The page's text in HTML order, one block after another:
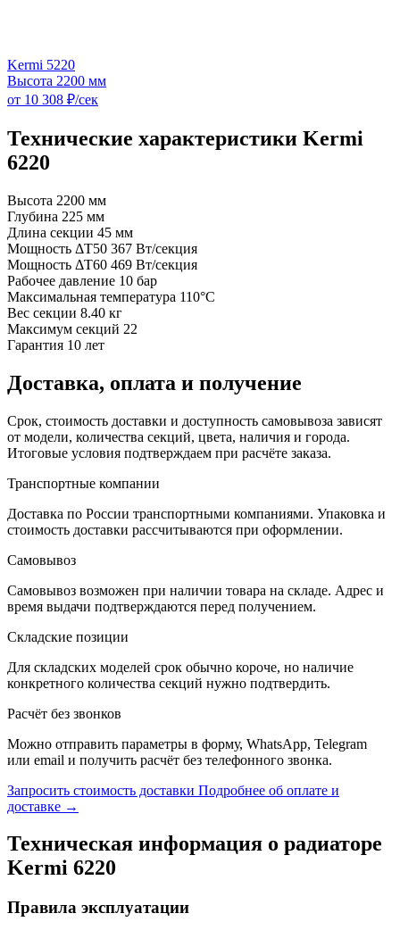
Kermi 5220
Высота 2200 мм
от 10 308 ₽/сек
Технические характеристики Kermi
6220
Высота 2200 мм
Глубина 225 мм
Длина секции 45 мм
Мощность ΔT50 367 Вт/секция
Мощность ΔT60 469 Вт/секция
Рабочее давление 10 бар
Максимальная температура 110°C
Вес секции 8.40 кг
Максимум секций 22
Гарантия 10 лет
Доставка, оплата и получение
Срок, стоимость доставки и доступность самовывоза зависят
от модели, количества секций, цвета, наличия и города.
Итоговые условия подтверждаем при расчёте заказа.
Транспортные компании
Доставка по России транспортными компаниями. Упаковка и
стоимость доставки рассчитываются при оформлении.
Самовывоз
Самовывоз возможен при наличии товара на складе. Адрес и
время выдачи подтверждаются перед получением.
Складские позиции
Для складских моделей срок обычно короче, но наличие
конкретного количества секций нужно подтвердить.
Расчёт без звонков
Можно отправить параметры в форму, WhatsApp, Telegram
или email и получить расчёт без телефонного звонка.
Запросить стоимость доставки Подробнее об оплате и
доставке →
Техническая информация о радиаторе
Kermi 6220
Правила эксплуатации